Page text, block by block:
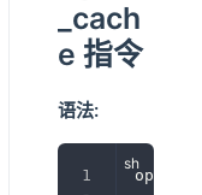
_cach
e 指令
语法: